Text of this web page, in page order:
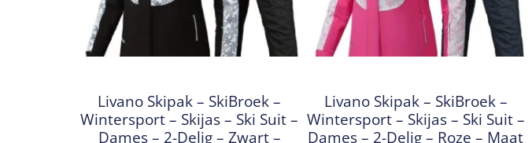
Livano Skipak – SkiBroek –
Wintersport – Skijas – Ski Suit –
Dames – 2-Delig – Zwart –
Livano Skipak – SkiBroek –
Wintersport – Skijas – Ski Suit –
Dames – 2-Delig – Roze – Maat